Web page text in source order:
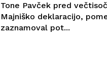
Tone Pavček pred
Majniško deklaracijo,
zaznamoval pot...